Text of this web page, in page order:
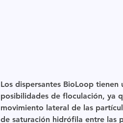
Los dispersantes BioLoop
posibilidades de floculación, ya
movimiento lateral de las
de saturación hidrófila entre las